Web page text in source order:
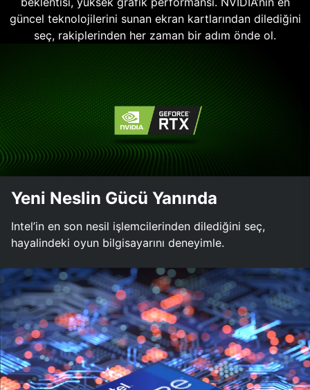
güncel teknolojilerini sunan ekran kartlarından dilediğini
seç, rakiplerinden her zaman bir adım önde ol.
Yeni Neslin Gücü Yanında
Intel’in en son nesil işlemcilerinden dilediğini seç,
hayalindeki oyun bilgisayarını deneyimle.